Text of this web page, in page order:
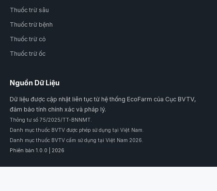
Thuốc trừ sâu
Thuốc trừ bệnh
Thuốc trừ cỏ
Thuốc trừ ốc
Nguồn Dữ Liệu
Dữ liệu được cập nhật liên tục từ hệ thống EcoFarm của Cục BVTV,
đảm bảo tính chính xác và pháp lý.
Thông tư số 75/2025/TT-BNNMT.
Danh mục thuốc BVTV được phép sử dụng tại Việt Nam.
Danh mục thuốc BVTV cấm sử dụng tại Việt Nam 2026.
Phiên bản 1.0.0 | 2026